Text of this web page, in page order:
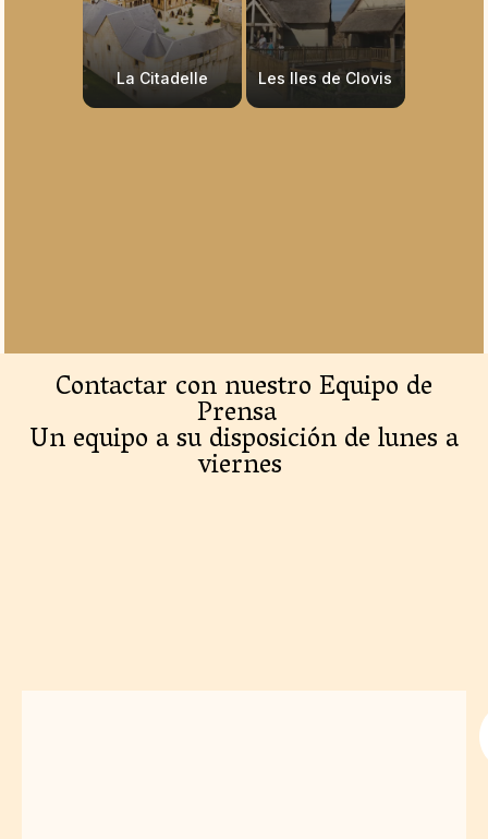
La Citadelle Les Iles de Clovis
Contactar con nuestro Equipo de
Prensa
Un equipo a su disposición de lunes a
viernes